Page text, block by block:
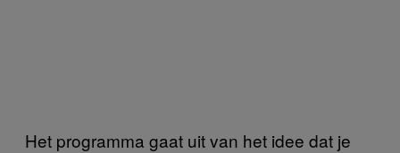
Het programma gaat uit van het idee dat je